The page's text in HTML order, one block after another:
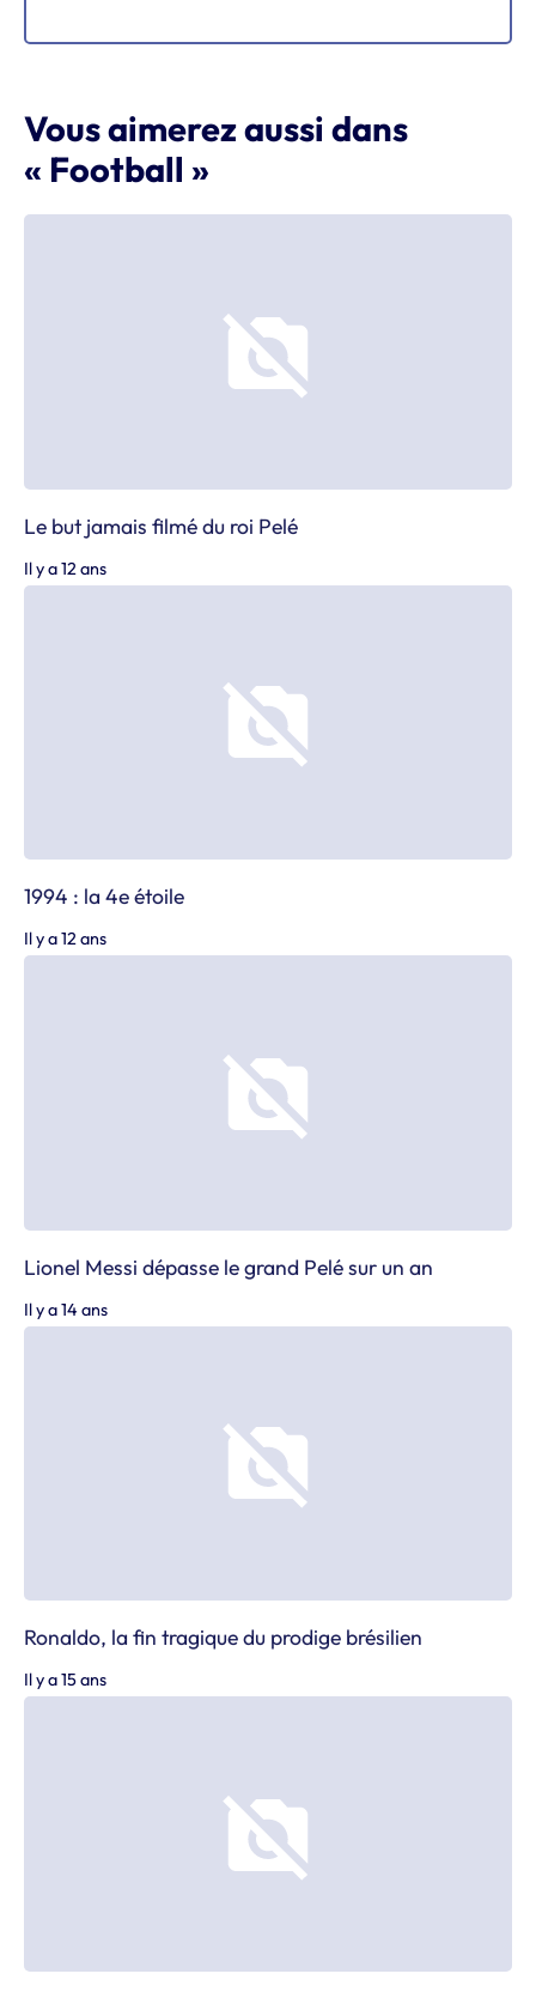
Vous aimerez aussi dans
« Football »
Le but jamais filmé du roi Pelé
Il y a 12 ans
1994 : la 4e étoile
Il y a 12 ans
Lionel Messi dépasse le grand Pelé sur un an
Il y a 14 ans
Ronaldo, la fin tragique du prodige brésilien
Il y a 15 ans